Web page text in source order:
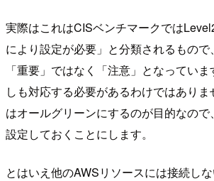
実際はこれはCISベンチマークでは
により設定が必要」と分類されるもの
「重要」ではなく「注意」となってい
しも対応する必要があるわけではあり
はオールグリーンにするのが目的なの
設定しておくことにします。
とはいえ他のAWSリソースには接続し